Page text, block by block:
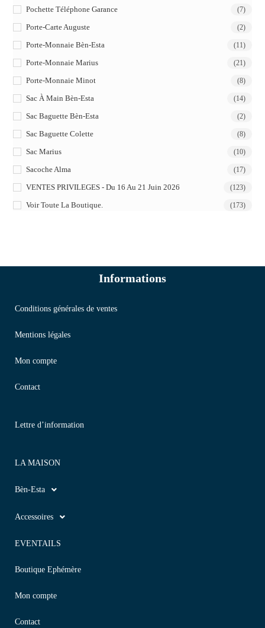
Pochette Téléphone Garance (7)
Porte-Carte Auguste (2)
Porte-Monnaie Bèn-Esta (11)
Porte-Monnaie Marius (21)
Porte-Monnaie Minot (8)
Sac À Main Bèn-Esta (14)
Sac Baguette Bèn-Esta (2)
Sac Baguette Colette (8)
Sac Marius (10)
Sacoche Alma (17)
VENTES PRIVILEGES - Du 16 Au 21 Juin 2026 (123)
Voir Toute La Boutique. (173)
Informations
Conditions générales de ventes
Mentions légales
Mon compte
Contact
Lettre d’information
LA MAISON
Bèn-Esta
Accessoires
EVENTAILS
Boutique Ephémère
Mon compte
Contact